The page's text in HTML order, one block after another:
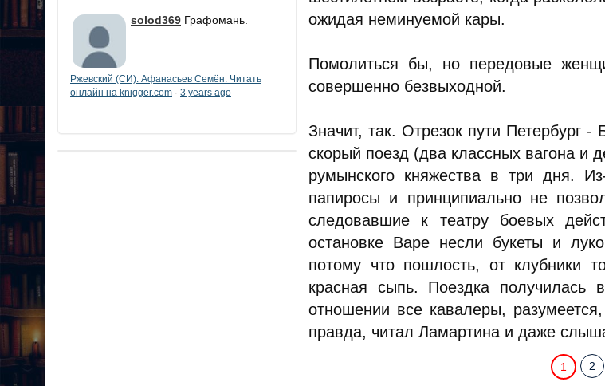
solod369 Графомань.
Ржевский (СИ). Афанасьев Семён. Читать
онлайн на knigger.com · 3 years ago
ожидая неминуемой кары.
Помолиться бы, но передовые
совершенно безвыходной.
Значит, так. Отрезок пути Петербург
скорый поезд (два классных вагона
румынского княжества в три дня.
папиросы и принципиально не
следовавшие к театру боевых
остановке Варе несли букеты и
потому что пошлость, от клубники
красная сыпь. Поездка
отношении все кавалеры,
правда, читал Ламартина и даже
1 2